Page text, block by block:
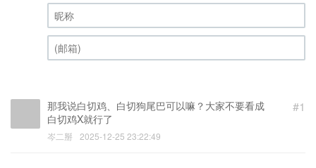
昵称 (必填)
#1
那我说白切鸡、白切狗尾巴可以嘛？大家不要看成
白切鸡X就行了
岑二掰 2025-12-25 23:22:49